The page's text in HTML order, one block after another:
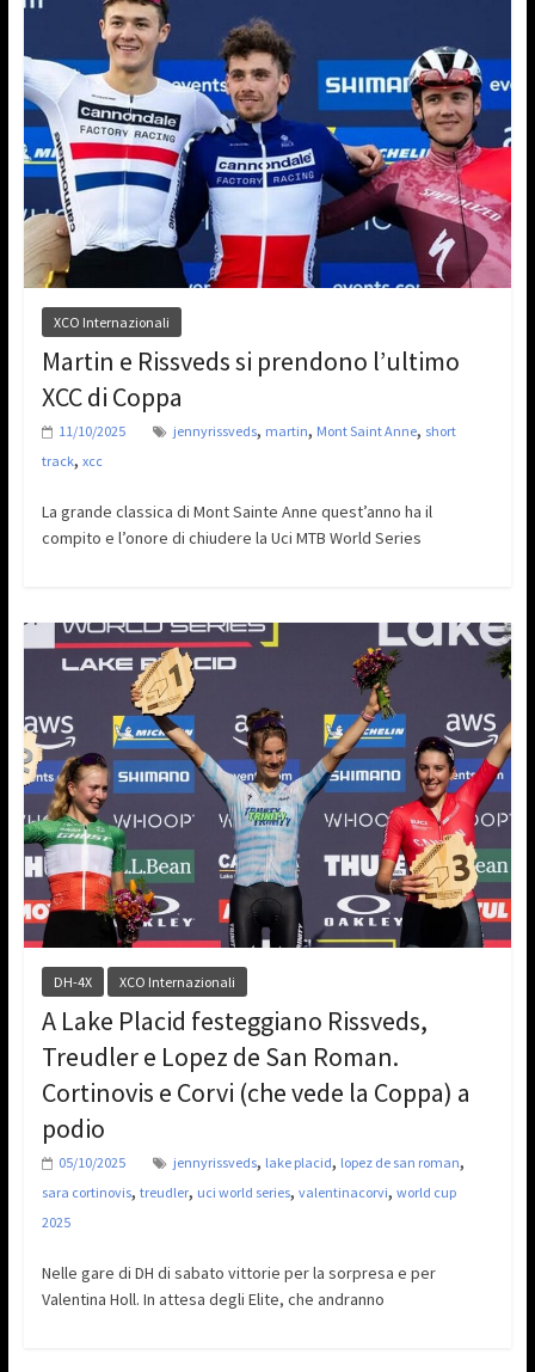
XCO Internazionali
Martin e Rissveds si prendono l’ultimo
XCC di Coppa
11/10/2025 jennyrissveds, martin, Mont Saint Anne, short
track, xcc
La grande classica di Mont Sainte Anne quest’anno ha il
compito e l’onore di chiudere la Uci MTB World Series
DH-4X XCO Internazionali
A Lake Placid festeggiano Rissveds,
Treudler e Lopez de San Roman.
Cortinovis e Corvi (che vede la Coppa) a
podio
05/10/2025 jennyrissveds, lake placid, lopez de san roman,
sara cortinovis, treudler, uci world series, valentinacorvi, world cup
2025
Nelle gare di DH di sabato vittorie per la sorpresa e per
Valentina Holl. In attesa degli Elite, che andranno